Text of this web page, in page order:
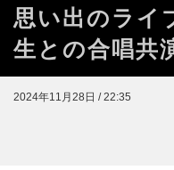
思い出のライ
生との合唱共
2024年11月28日 / 22:35